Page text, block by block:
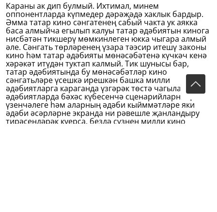
Караны ак дип булмый. Ихтимал, минем
оппонентларда күпмедер дәрәҗәдә хаклык бардыр.
Әмма татар кино сәнгатенең сабый чакта ук аякка
баса алмыйча егылып калуы татар әдәбиятын кинога
нисбәтән тикшерү мөмкинлеген юкка чыгара алмый
әле. Сәнгать төрләренең үзара тәэсир итешү законы
кино һәм татар әдәбияты мөнәсәбәтенә күчкәч кенә
хәрәкәт итүдән туктап калмый. Тик шунысы бар,
татар әдәбиятында бу мөнәсәбәтләр кино
сәнгатьләре үсешкә ирешкән башка милли
әдәбиятларга караганда үзгәрәк төстә чагыла. Башка
әдәбиятларда бәхәс күбесенчә сценарийларның
үзенчәлеге һәм аларның әдәби кыйммәтләре яки
әдәби әсәрләрне экранда ни рәвешле җанландыру
тирәсендәрәк куерса, бездә сүзнең милли кино